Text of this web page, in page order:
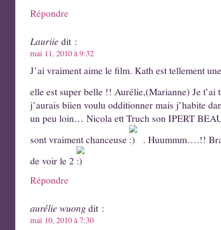
Répondre
Lauriie dit :
mai 11, 2010 à 9:32
J’ai vraiment aime le film. Kath est tellement
elle est super belle !! Aurélie,(Marianne) Je
j’aurais biien voulu odditionner mais j’habite
un peu loin… Nicola ett Truch son IPERT
sont vraiment chanceuse
. Huummm….!!
de voir le 2
Répondre
aurélie wuongdit :
mai 10, 2010 à 7:30